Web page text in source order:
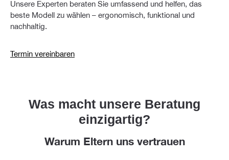
Unsere Experten beraten Sie umfassend und helfen, das
beste Modell zu wählen – ergonomisch, funktional und
nachhaltig.
Termin vereinbaren
Was macht unsere Beratung
einzigartig?
Warum Eltern uns vertrauen